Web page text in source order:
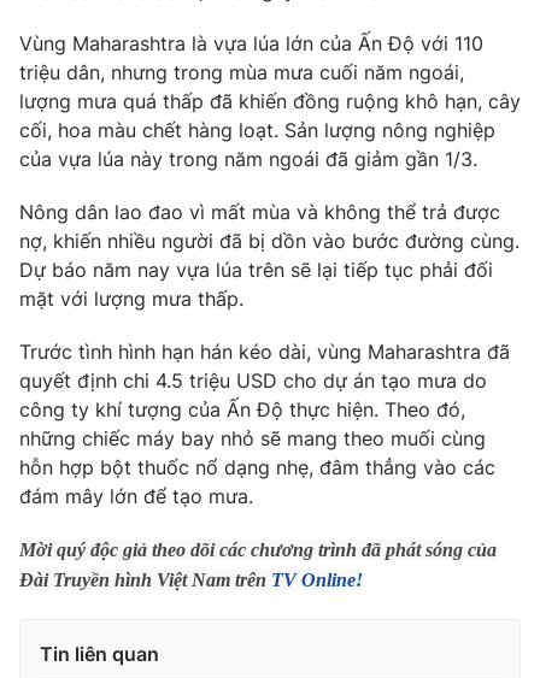
Góc doanh nghiệp
Truyền hình
Phim VTV
Hậu trường
Khán giả
Giải sao mai
Giải trí
Điện ảnh
Âm nhạc
Sao
Du lịch
Làm đẹp
Giáo dục
Tuyển sinh
Học trực tuyến
Hitech Công nghệ tương lai
Sản phẩm
Thị trường
Giao lưu trực tuyến
Lịch phát sóng
Chuyên mục khác
Emagazine Podcast
Photo
Vùng Maharashtra là vựa lúa lớn của Ấn Độ với 110
triệu dân, nhưng trong mùa mưa cuối năm ngoái,
lượng mưa quá thấp đã khiến đồng ruộng khô hạn, cây
cối, hoa màu chết hàng loạt. Sản lượng nông nghiệp
của vựa lúa này trong năm ngoái đã giảm gần 1/3.
Nông dân lao đao vì mất mùa và không thể trả được
nợ, khiến nhiều người đã bị dồn vào bước đường cùng.
Dự báo năm nay vựa lúa trên sẽ lại tiếp tục phải đối
mặt với lượng mưa thấp.
Trước tình hình hạn hán kéo dài, vùng Maharashtra đã
quyết định chi 4.5 triệu USD cho dự án tạo mưa do
công ty khí tượng của Ấn Độ thực hiện. Theo đó,
những chiếc máy bay nhỏ sẽ mang theo muối cùng
hỗn hợp bột thuốc nổ dạng nhẹ, đâm thẳng vào các
đám mây lớn để tạo mưa.
Mời quý độc giả theo dõi các chương trình đã phát sóng của
Đài Truyền hình Việt Nam trên TV Online!
Tin liên quan